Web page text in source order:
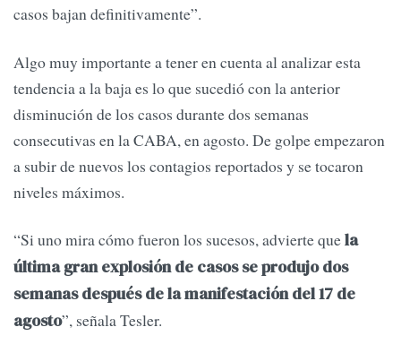
casos bajan definitivamente”.
Algo muy importante a tener en cuenta al analizar esta
tendencia a la baja es lo que sucedió con la anterior
disminución de los casos durante dos semanas
consecutivas en la CABA, en agosto. De golpe empezaron
a subir de nuevos los contagios reportados y se tocaron
niveles máximos.
“Si uno mira cómo fueron los sucesos, advierte quela
última gran explosión de casos se produjo dos
semanas después de la manifestación del 17 de
agosto”, señala Tesler.